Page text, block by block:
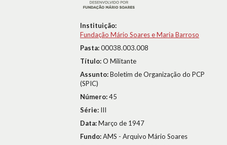
Instituição:
Fundação Mário Soares e Maria Barroso
Pasta:00038.003.008
Título:O Militante
Assunto:Boletim de Organização do PCP
(SPIC)
Número:45
Série: III
Data:Março de 1947
Fundo:AMS - Arquivo Mário Soares